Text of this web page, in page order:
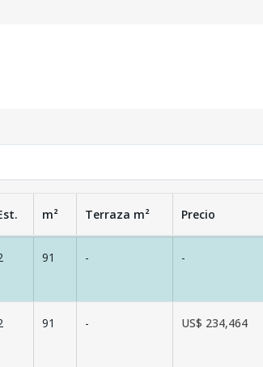
m² Terraza m² Precio
91 - -
91 - US$ 234,464